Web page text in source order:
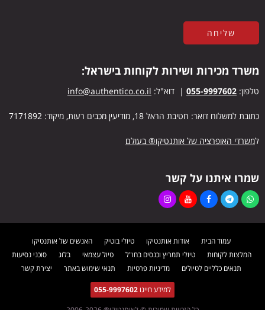
משרד מכירות ושירות לקוחות בישראל:
טלפון: 055-9997602 | דוא"ל: info@authentico.co.il
כתובת למשלוח דואר: חטיבת הראל 18, מודיעין מכבים רעות, מיקוד: 7171892
למשרדי האופרציה של אותנטיקו® בעולם
שמרו איתנו על קשר
עמוד הבית אודות אותנטיקו טיולי בוטיק
האנשים של אותנטיקו
המלצות לקוחות
טיולי תמריץ וכנסים בחו"ל טיול עצמאי בלוג
סוכני נסיעות
תנאים כלליים לטיולים
מדיניות פרטיות תנאי שימוש באתר יצירת קשר
למידע חייגו 055-9997602